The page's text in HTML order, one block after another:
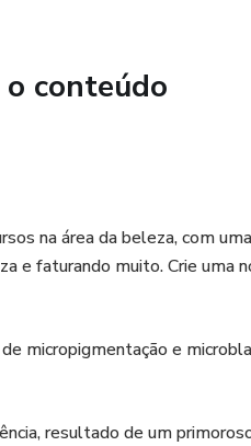
conteúdo
na área da beleza, com
faturando muito. Crie uma
micropigmentação e
resultado de um